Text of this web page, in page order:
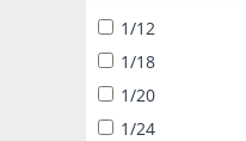
SNAP KIT
SUPER CAR
1/24 LIBERTY
TUNED PARTS
1/12
1/18
1/20
1/24